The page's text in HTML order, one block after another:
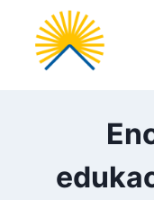
Przejdź
treści